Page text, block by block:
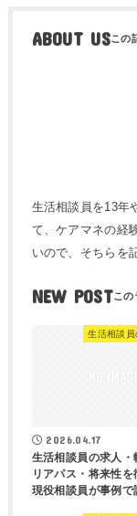
ABOUT US
生活相談員を13年
て、ケアマネの経
いので、そちらを
NEW POST
生活相談
2026.04.17
生活相談員の求人・
リアパス・将来性を
現役相談員が事例で